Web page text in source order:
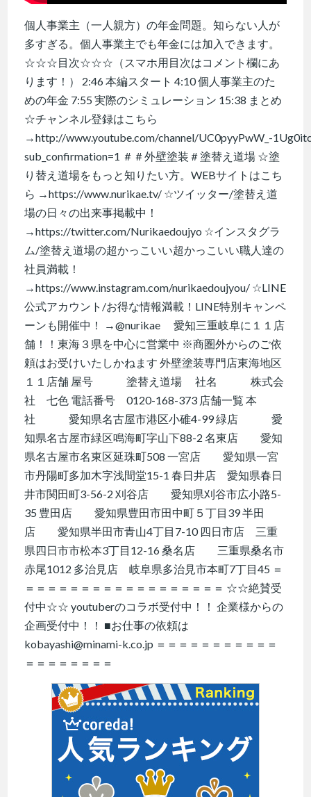
個人事業主（一人親方）の年金問題。知らない人が
多すぎる。個人事業主でも年金には加入できます。
☆☆☆目次☆☆☆（スマホ用目次はコメント欄にあ
ります！） 2:46 本編スタート 4:10 個人事業主のた
めの年金 7:55 実際のシミュレーション 15:38 まとめ
☆チャンネル登録はこちら
→http://www.youtube.com/channel/UC0pyyPwW_-
sub_confirmation=1 ＃＃外壁塗装＃塗替え道場 ☆塗
り替え道場をもっと知りたい方。WEBサイトはこち
ら →https://www.nurikae.tv/ ☆ツイッター/塗替え道
場の日々の出来事掲載中！
→https://twitter.com/Nurikaedoujyo ☆インスタグラ
ム/塗替え道場の超かっこいい超かっこいい職人達の
社員満載！
→https://www.instagram.com/nurikaedoujyou/ ☆LINE
公式アカウント/お得な情報満載！LINE特別キャンペ
ーンも開催中！ →@nurikae 愛知三重岐阜に１１店
舗！！東海３県を中心に営業中 ※商圏外からのご依
頼はお受けいたしかねます 外壁塗装専門店東海地区
１１店舗 屋号 塗替え道場 社名 株式会
社 七色 電話番号 0120-168-373 店舗一覧 本
社 愛知県名古屋市港区小碓4-99 緑店 愛
知県名古屋市緑区鳴海町字山下88-2 名東店 愛知
県名古屋市名東区延珠町508 一宮店 愛知県一宮
市丹陽町多加木字浅間堂15-1 春日井店 愛知県春日
井市関田町3-56-2 刈谷店 愛知県刈谷市広小路5-
35 豊田店 愛知県豊田市田中町５丁目39 半田
店 愛知県半田市青山4丁目7-10 四日市店 三重
県四日市市松本3丁目12-16 桑名店 三重県桑名市
赤尾1012 多治見店 岐阜県多治見市本町7丁目45 ＝
＝＝＝＝＝＝＝＝＝＝＝＝＝＝＝＝＝＝ ☆☆絶賛受
付中☆☆ youtuberのコラボ受付中！！ 企業様からの
企画受付中！！ ■お仕事の依頼は
kobayashi@minami-k.co.jp ＝＝＝＝＝＝＝＝＝＝＝
＝＝＝＝＝＝＝＝